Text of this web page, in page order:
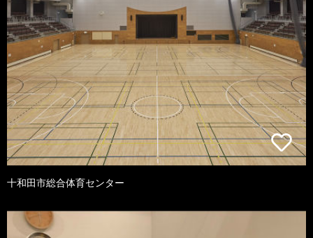
十和田市総合体育センター